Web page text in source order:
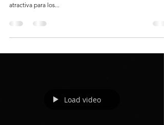
atractiva para los...
Load video